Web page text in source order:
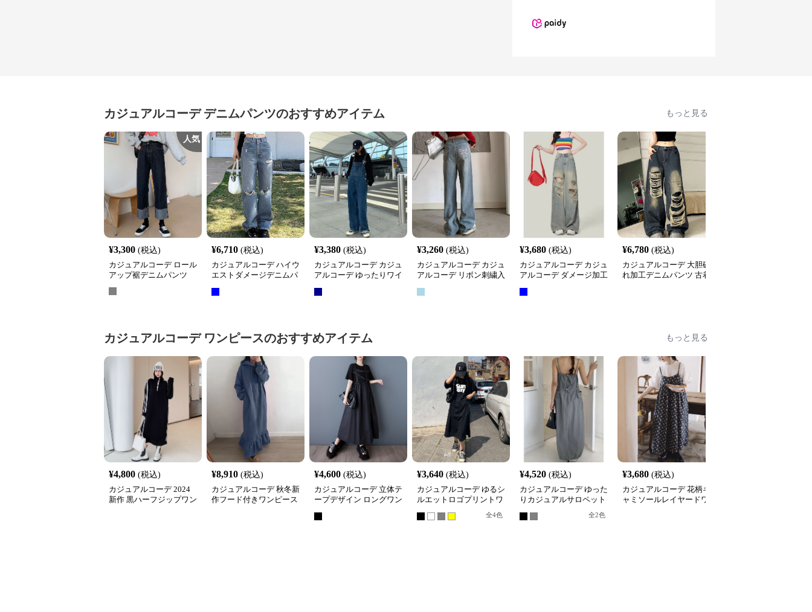
カジュアルコーデ デニムパンツのおすすめアイテム もっと見る
人気
¥3,300 (税込)
カジュアルコーデ ロール
アップ裾デニムパンツ
¥6,710 (税込)
カジュアルコーデ ハイウ
エストダメージデニムパ
¥3,380 (税込)
カジュアルコーデ カジュ
アルコーデ ゆったりワイ
¥3,260 (税込)
カジュアルコーデ カジュ
アルコーデ リボン刺繍入
¥3,680 (税込)
カジュアルコーデ カジュ
アルコーデ ダメージ加工
¥6,780 (税込)
カジュアルコーデ 大胆破
れ加工デニムパンツ 古着
カジュアルコーデ ワンピースのおすすめアイテム もっと見る
¥4,800 (税込)
カジュアルコーデ 2024
新作 黒ハーフジップワン
¥8,910 (税込)
カジュアルコーデ 秋冬新
作フード付きワンピース
¥4,600 (税込)
カジュアルコーデ 立体テ
ープデザイン ロングワン
¥3,640 (税込)
カジュアルコーデ ゆるシ
ルエットロゴプリントワ
全4色
¥4,520 (税込)
カジュアルコーデ ゆった
りカジュアルサロペット
全2色
¥3,680 (税込)
カジュアルコーデ 花柄キ
ャミソールレイヤードワ